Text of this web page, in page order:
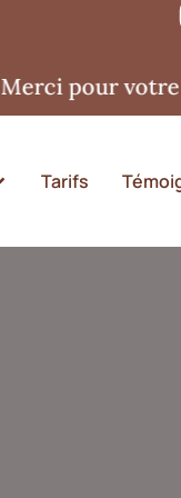
votre
Tarifs